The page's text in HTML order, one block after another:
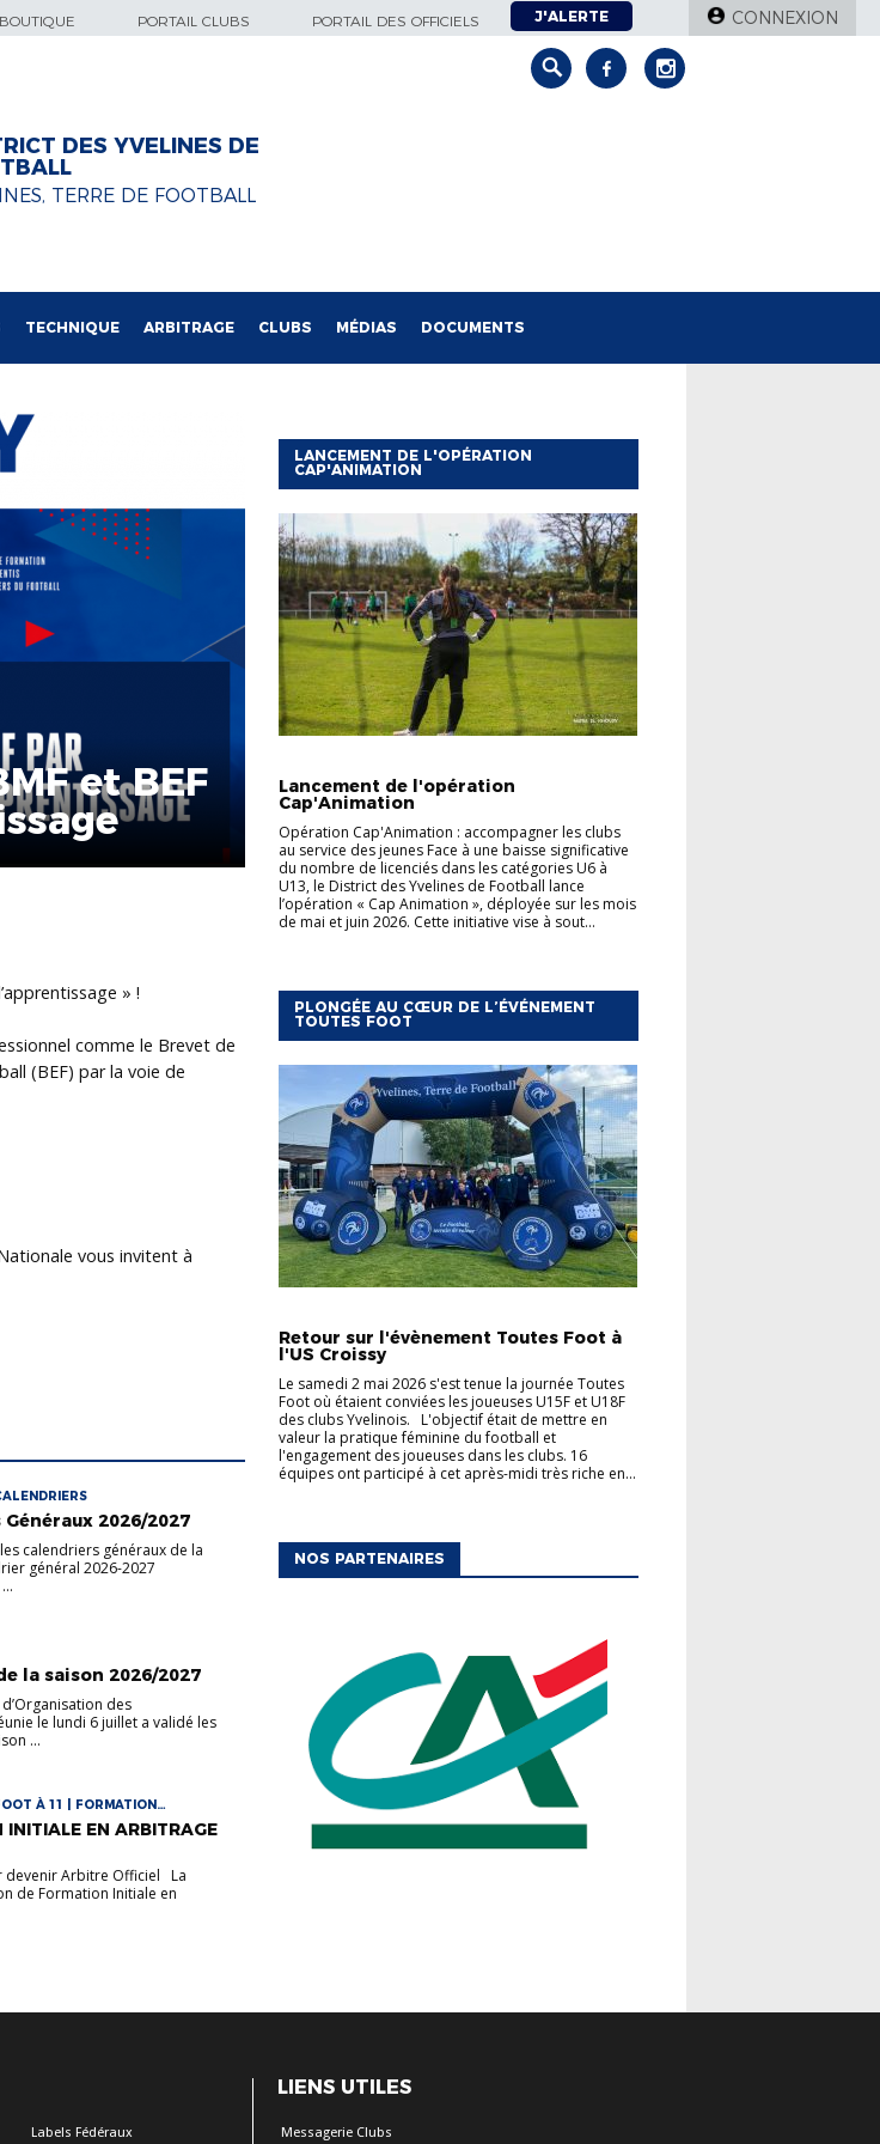
BOUTIQUE PORTAIL CLUBS PORTAIL DES OFFICIELS J'ALERTE CONNEXION
DES YVELINES DE
TERRE DE FOOTBALL
TECHNIQUE ARBITRAGE CLUBS MÉDIAS DOCUMENTS
et BEF
» !
comme le Brevet de
(BEF) par la voie de
vous invitent à
2026/2027
calendriers généraux de la
général 2026-2027
la saison 2026/2027
des
le lundi 6 juillet a validé les
...
À 11 | FORMATION
INITIALE EN ARBITRAGE
devenir Arbitre Officiel La
de Formation Initiale en
LANCEMENT DE L'OPÉRATION
CAP'ANIMATION
Lancement de l'opération
Cap'Animation
Opération Cap'Animation : accompagner les clubs
au service des jeunes Face à une baisse significative
du nombre de licenciés dans les catégories U6 à
U13, le District des Yvelines de Football lance
l’opération « Cap Animation », déployée sur les mois
de mai et juin 2026. Cette initiative vise à sout...
PLONGÉE AU CŒUR DE L’ÉVÉNEMENT
TOUTES FOOT
Retour sur l'évènement Toutes Foot à
l'US Croissy
Le samedi 2 mai 2026 s'est tenue la journée Toutes
Foot où étaient conviées les joueuses U15F et U18F
des clubs Yvelinois. L'objectif était de mettre en
valeur la pratique féminine du football et
l'engagement des joueuses dans les clubs. 16
équipes ont participé à cet après-midi très riche en...
NOS PARTENAIRES
Labels Fédéraux
LIENS UTILES
Messagerie Clubs